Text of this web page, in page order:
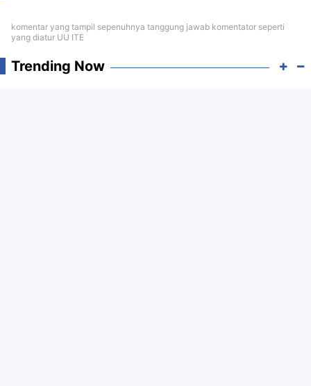
komentar yang tampil sepenuhnya tanggung jawab komentator seperti
yang diatur UU ITE
Trending Now